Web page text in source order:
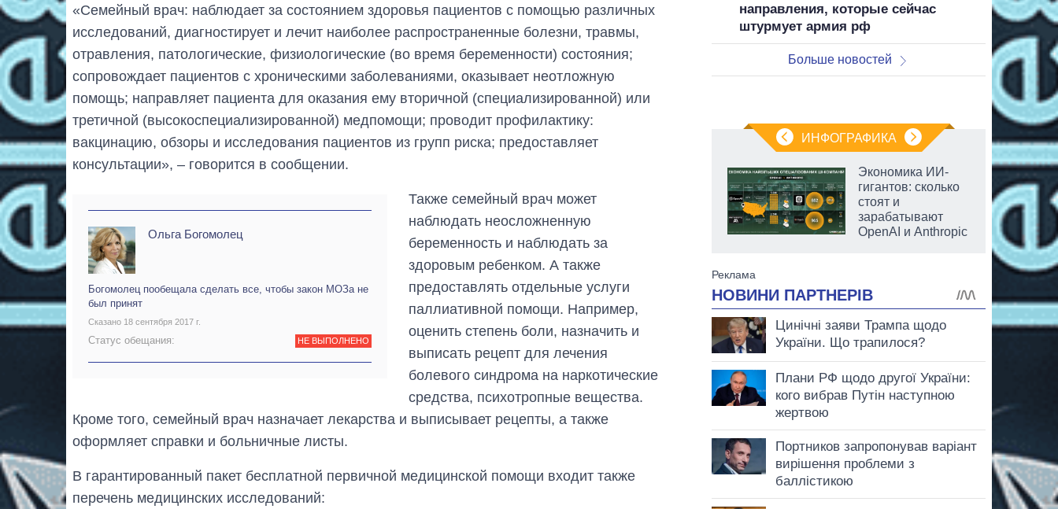
«Семейный врач: наблюдает за состоянием здоровья пациентов с помощью различных
исследований, диагностирует и лечит наиболее распространенные болезни, травмы,
отравления, патологические, физиологические (во время беременности) состояния;
сопровождает пациентов с хроническими заболеваниями, оказывает неотложную
помощь; направляет пациента для оказания ему вторичной (специализированной) или
третичной (высокоспециализированной) медпомощи; проводит профилактику:
вакцинацию, обзоры и исследования пациентов из групп риска; предоставляет
консультации», – говорится в сообщении.
Ольга Богомолец
Богомолец пообещала сделать все, чтобы закон МОЗа не
был принят
Сказано 18 сентября 2017 г.
Статус обещания: НЕ ВЫПОЛНЕНО
Также семейный врач может
наблюдать неосложненную
беременность и наблюдать за
здоровым ребенком. А также
предоставлять отдельные услуги
паллиативной помощи. Например,
оценить степень боли, назначить и
выписать рецепт для лечения
болевого синдрома на наркотические
средства, психотропные вещества.
Кроме того, семейный врач назначает лекарства и выписывает рецепты, а также
оформляет справки и больничные листы.
В гарантированный пакет бесплатной первичной медицинской помощи входит также
перечень медицинских исследований:
направления, которые сейчас
штурмует армия рф
Больше новостей
ИНФОГРАФИКА
количество
поступающих в
магистратуру и
аспирантуру
Экономика ИИ-
гигантов: сколько
стоят и
зарабатывают
OpenAI и Anthropic